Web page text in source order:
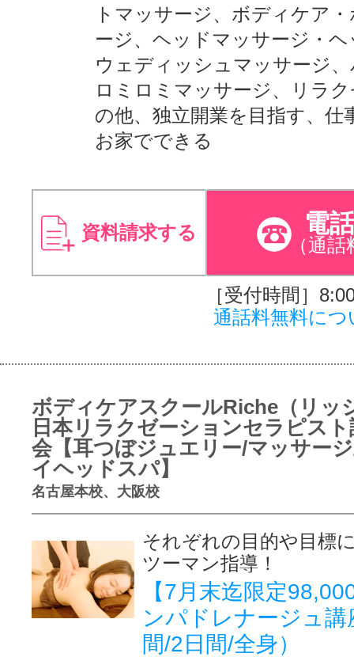
トマッサージ、ボディケア
ージ、ヘッドマッサージ・
ウェディッシュマッサージ
ロミロミマッサージ、リラ
の他、独立開業を目指す、仕
お家でできる
資料請求する 電
（通話
［受付時間］
通話料無料につ
ボディケアスクールRiche（リッ
日本リラクゼーションセラピス
会【耳つぼジュエリー/マッサー
イヘッドスパ】
名古屋本校、大阪校
それぞれの目的や目標
ツーマン指導！
【7月末迄限定
ンパドレナージュ講
間/2日間/全身）